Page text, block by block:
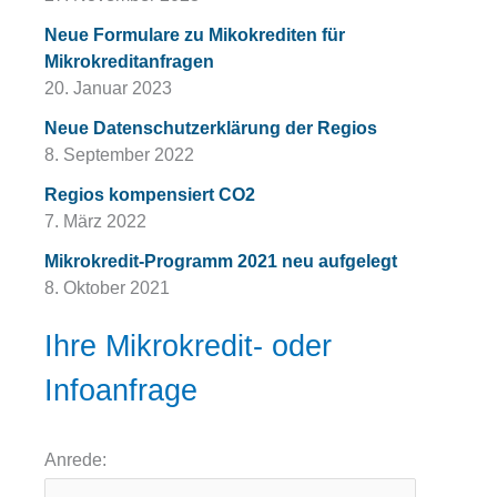
Neue Formulare zu Mikokrediten für
Mikrokreditanfragen
20. Januar 2023
Neue Datenschutzerklärung der Regios
8. September 2022
Regios kompensiert CO2
7. März 2022
Mikrokredit-Programm 2021 neu aufgelegt
8. Oktober 2021
Ihre Mikrokredit- oder
Infoanfrage
Anrede: